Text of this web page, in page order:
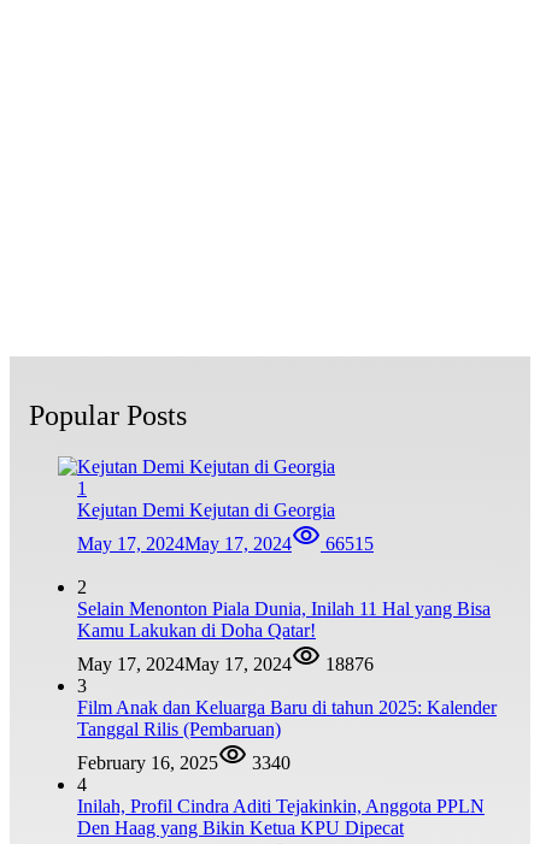
Popular Posts
1
Kejutan Demi Kejutan di Georgia
May 17, 2024May 17, 2024 66515
2
Selain Menonton Piala Dunia, Inilah 11 Hal yang Bisa
Kamu Lakukan di Doha Qatar!
May 17, 2024May 17, 2024
18876
3
Film Anak dan Keluarga Baru di tahun 2025: Kalender
Tanggal Rilis (Pembaruan)
February 16, 2025
3340
4
Inilah, Profil Cindra Aditi Tejakinkin, Anggota PPLN
Den Haag yang Bikin Ketua KPU Dipecat